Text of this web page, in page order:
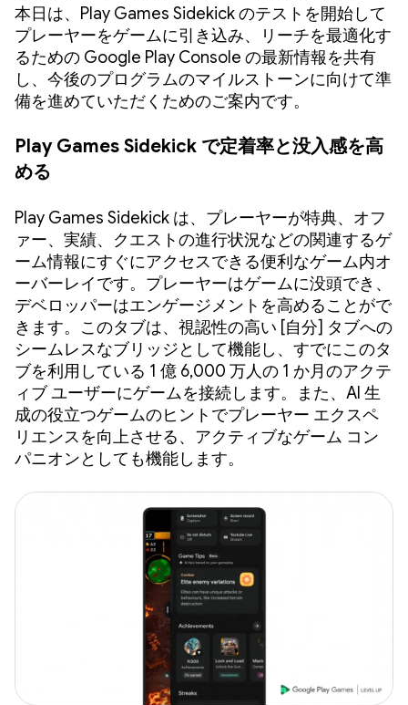
本日は、Play Games Sidekick のテストを開始して
プレーヤーをゲームに引き込み、リーチを最適化す
るための Google Play Console の最新情報を共有
し、今後のプログラムのマイルストーンに向けて準
備を進めていただくためのご案内です。
Play Games Sidekick で定着率と没入感を高
める
Play Games Sidekick は、プレーヤーが特典、オフ
ァー、実績、クエストの進行状況などの関連するゲ
ーム情報にすぐにアクセスできる便利なゲーム内オ
ーバーレイです。プレーヤーはゲームに没頭でき、
デベロッパーはエンゲージメントを高めることがで
きます。このタブは、視認性の高い [自分] タブへの
シームレスなブリッジとして機能し、すでにこのタ
ブを利用している 1 億 6,000 万人の 1 か月のアクテ
ィブ ユーザーにゲームを接続します。また、AI 生
成の役立つゲームのヒントでプレーヤー エクスペ
リエンスを向上させる、アクティブなゲーム コン
パニオンとしても機能します。